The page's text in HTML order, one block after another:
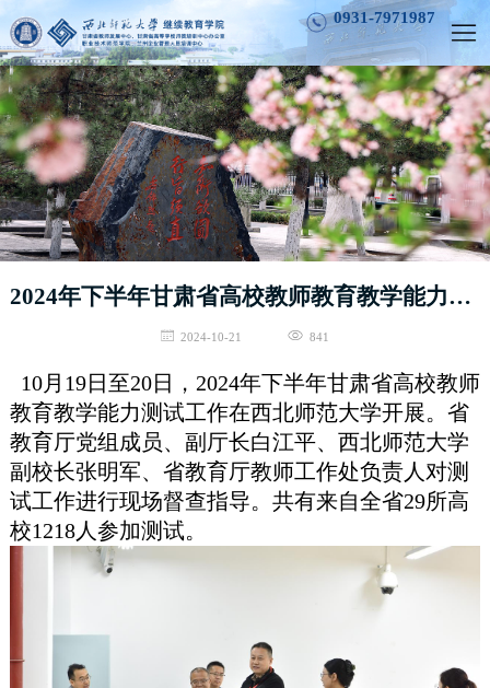
0931-7971987
2024年下半年甘肃省高校教师教育教学能力测试工作在西北师范大学开展
2024-10-21 841
10月19日至20日，2024年下半年甘肃省高校教师
教育教学能力测试工作在西北师范大学开展。省
教育厅党组成员、副厅长白江平、西北师范大学
副校长张明军、省教育厅教师工作处负责人对测
试工作进行现场督查指导。共有来自全省29所高
校1218人参加测试。